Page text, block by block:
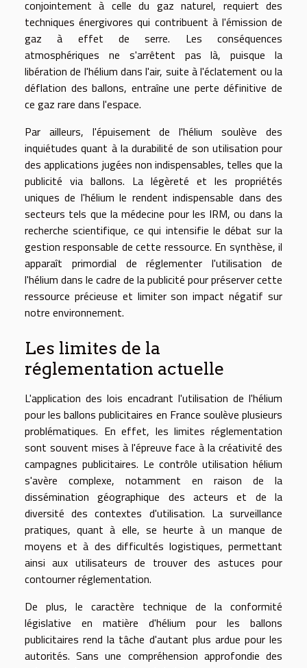
conjointement à celle du gaz naturel, requiert des
techniques énergivores qui contribuent à l'émission de
gaz à effet de serre. Les conséquences
atmosphériques ne s'arrêtent pas là, puisque la
libération de l'hélium dans l'air, suite à l'éclatement ou la
déflation des ballons, entraîne une perte définitive de
ce gaz rare dans l'espace.
Par ailleurs, l'épuisement de l'hélium soulève des
inquiétudes quant à la durabilité de son utilisation pour
des applications jugées non indispensables, telles que la
publicité via ballons. La légèreté et les propriétés
uniques de l'hélium le rendent indispensable dans des
secteurs tels que la médecine pour les IRM, ou dans la
recherche scientifique, ce qui intensifie le débat sur la
gestion responsable de cette ressource. En synthèse, il
apparaît primordial de réglementer l'utilisation de
l'hélium dans le cadre de la publicité pour préserver cette
ressource précieuse et limiter son impact négatif sur
notre environnement.
Les limites de la
réglementation actuelle
L'application des lois encadrant l'utilisation de l'hélium
pour les ballons publicitaires en France soulève plusieurs
problématiques. En effet, les limites réglementation
sont souvent mises à l'épreuve face à la créativité des
campagnes publicitaires. Le contrôle utilisation hélium
s'avère complexe, notamment en raison de la
dissémination géographique des acteurs et de la
diversité des contextes d'utilisation. La surveillance
pratiques, quant à elle, se heurte à un manque de
moyens et à des difficultés logistiques, permettant
ainsi aux utilisateurs de trouver des astuces pour
contourner réglementation.
De plus, le caractère technique de la conformité
législative en matière d'hélium pour les ballons
publicitaires rend la tâche d'autant plus ardue pour les
autorités. Sans une compréhension approfondie des